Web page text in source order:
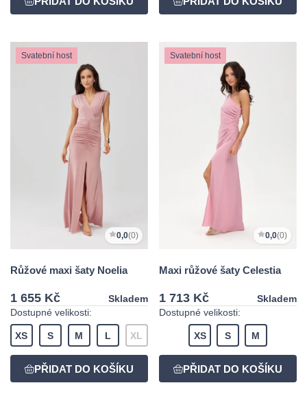
Svatební host
0,0(0)
Růžové maxi šaty Noelia
1 655 Kč
Skladem
Dostupné velikosti:
XS S M L XL
Svatební host
0,0(0)
Maxi růžové šaty Celestia
1 713 Kč
Skladem
Dostupné velikosti:
XS S M